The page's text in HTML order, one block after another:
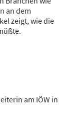
an dem
zeigt, wie die
am IÖW in